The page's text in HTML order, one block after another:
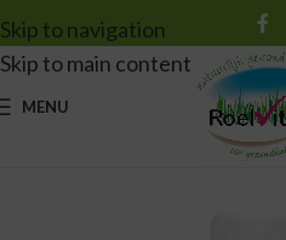
Skip to navigation
Skip to main content
MENU